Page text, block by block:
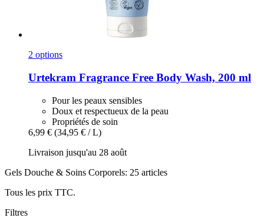
2 options
Urtekram Fragrance Free Body Wash, 200 ml
Pour les peaux sensibles
Doux et respectueux de la peau
Propriétés de soin
6,99 € (34,95 € / L)
Livraison jusqu'au 28 août
Gels Douche & Soins Corporels: 25 articles
Tous les prix TTC.
Filtres